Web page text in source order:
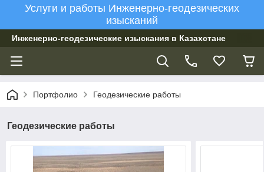
Услуги и работы Инженерно-геодезических
изысканий
Инженерно-геодезические изыскания в Казахстане
Портфолио Геодезические работы
Геодезические работы